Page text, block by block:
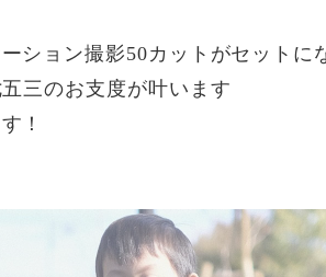
ション撮影50カットがセットに
三のお支度が叶います
！